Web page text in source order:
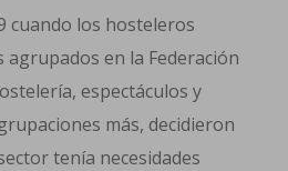
cuando los hosteleros
en la Federación
espectáculos y
más, decidieron
tenía necesidades